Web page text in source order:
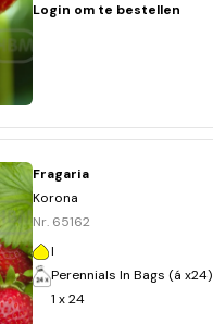
Login om te bestellen
Fragaria
Korona
Nr. 65162
I
Perennials In Bags (á x24)
1 x 24